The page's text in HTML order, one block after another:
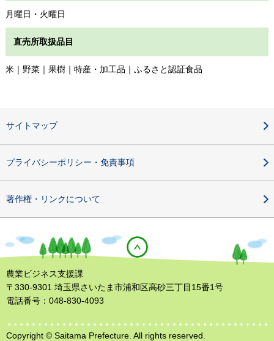
月曜日・火曜日
直売所取扱品目
米｜野菜｜果樹｜特産・加工品｜ふるさと認証食品
サイトマップ
プライバシーポリシー・免責事項
著作権・リンクについて
農業ビジネス支援課
〒330-9301 埼玉県さいたま市浦和区高砂三丁目15番1号
電話番号：048-830-4093
Copyright © Saitama Prefecture. All rights reserved.